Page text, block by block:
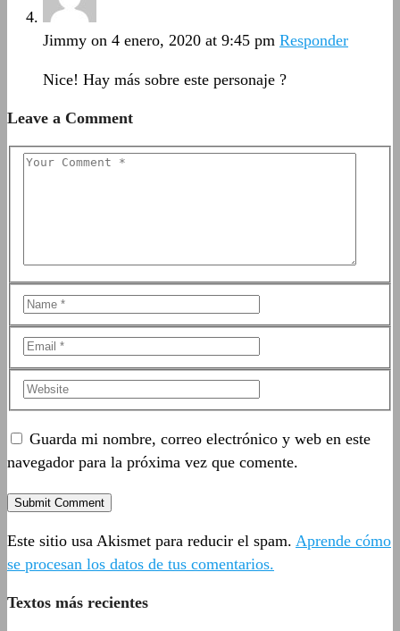
Jimmy on 4 enero, 2020 at 9:45 pm Responder
Nice! Hay más sobre este personaje ?
Leave a Comment
Guarda mi nombre, correo electrónico y web en este
navegador para la próxima vez que comente.
Este sitio usa Akismet para reducir el spam. Aprende cómo
se procesan los datos de tus comentarios.
Textos más recientes